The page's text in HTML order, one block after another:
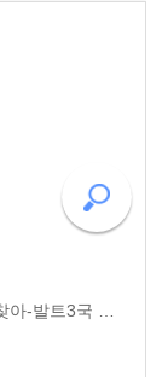
2025년 동고송 유럽인문기행 중세의 원형을 찾아-발트3국 동고송 회원님 안녕하세요. 올해 동고송에서 추진한 유럽인문기행-발트3국을 9일 여정으로 잘 다녀왔습니다. 5월 3일(토)~11일(일)일정으로 34명이 참여했습니다. 발트3국은 오래된 중세 역사와 다양한 문화로 유럽..